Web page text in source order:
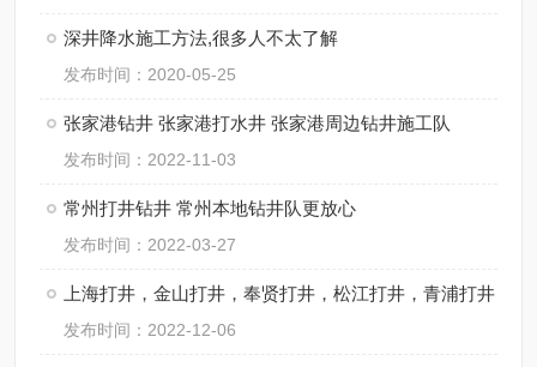
深井降水施工方法,很多人不太了解
发布时间：2020-05-25
张家港钻井 张家港打水井 张家港周边钻井施工队
发布时间：2022-11-03
常州打井钻井 常州本地钻井队更放心
发布时间：2022-03-27
上海打井，金山打井，奉贤打井，松江打井，青浦打井
发布时间：2022-12-06